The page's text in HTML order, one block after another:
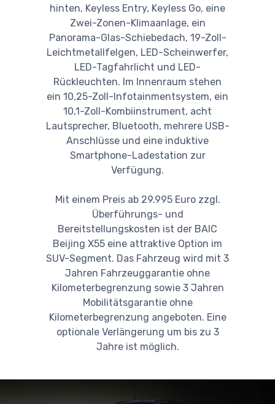
hinten, Keyless Entry, Keyless Go, eine
Zwei-Zonen-Klimaanlage, ein
Panorama-Glas-Schiebedach, 19-Zoll-
Leichtmetallfelgen, LED-Scheinwerfer,
LED-Tagfahrlicht und LED-
Rückleuchten. Im Innenraum stehen
ein 10,25-Zoll-Infotainmentsystem, ein
10,1-Zoll-Kombiinstrument, acht
Lautsprecher, Bluetooth, mehrere USB-
Anschlüsse und eine induktive
Smartphone-Ladestation zur
Verfügung.
Mit einem Preis ab 29.995 Euro zzgl.
Überführungs- und
Bereitstellungskosten ist der BAIC
Beijing X55 eine attraktive Option im
SUV-Segment. Das Fahrzeug wird mit 3
Jahren Fahrzeuggarantie ohne
Kilometerbegrenzung sowie 3 Jahren
Mobilitätsgarantie ohne
Kilometerbegrenzung angeboten. Eine
optionale Verlängerung um bis zu 3
Jahre ist möglich.